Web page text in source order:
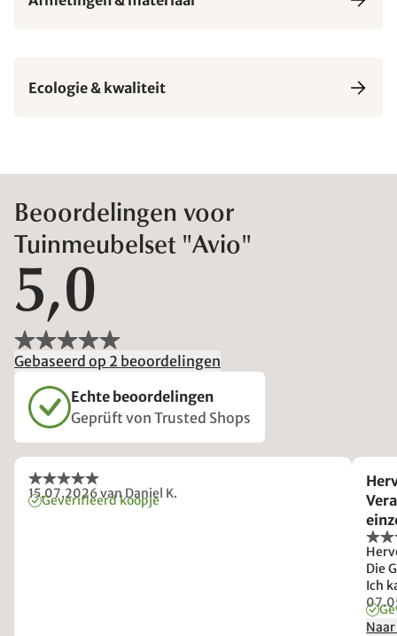
Ecologie & kwaliteit
Beoordelingen voor
Tuinmeubelset "Avio"
5,0
Gebaseerd op 2 beoordelingen
Echte beoordelingen
Geprüft von Trusted Shops
15.07.2026van Daniel K.
Geverifieerd koopje
Die
Ich
Jahr